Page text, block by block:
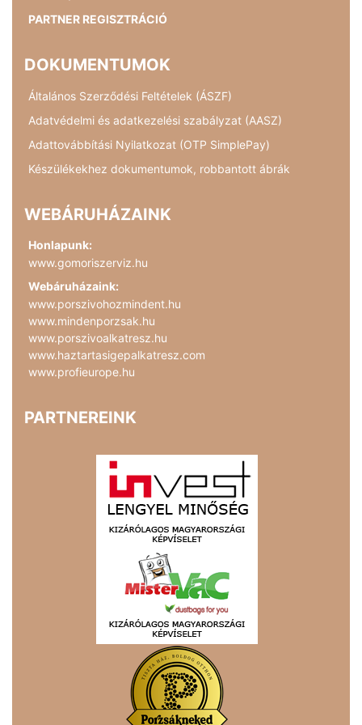
PARTNER REGISZTRÁCIÓ
DOKUMENTUMOK
Általános Szerződési Feltételek (ÁSZF)
Adatvédelmi és adatkezelési szabályzat (AASZ)
Adattovábbítási Nyilatkozat (OTP SimplePay)
Készülékekhez dokumentumok, robbantott ábrák
WEBÁRUHÁZAINK
Honlapunk:
www.gomoriszerviz.hu
Webáruházaink:
www.porszivohozmindent.hu
www.mindenporzsak.hu
www.porszivoalkatresz.hu
www.haztartasigepalkatresz.com
www.profieurope.hu
PARTNEREINK